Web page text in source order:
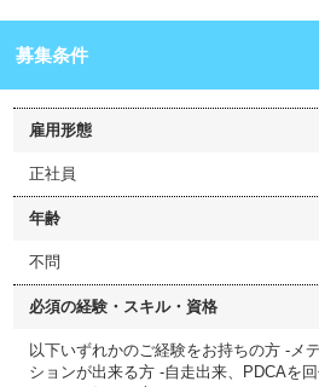
募集条件
雇用形態
正社員
年齢
不問
必須の経験・スキル・資格
以下いずれかのご経験をお持ちの方 -メ
ションが出来る方 -自走出来、PDCAを